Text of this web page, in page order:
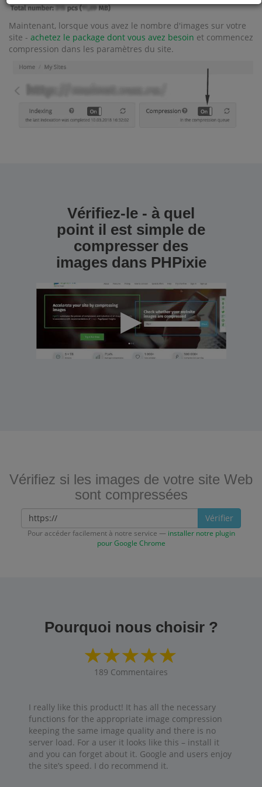
Maintenant, lorsque vous avez le nombre d'images sur votre
site - achetez le package dont vous avez besoin et commencez
compression dans les paramètres du site.
Vérifiez-le - à quel
point il est simple de
compresser des
images dans PHPixie
Vérifiez si les images de votre site Web
sont compressées
Vérifier
Pour accéder facilement à notre service — installer notre plugin
pour Google Chrome
Pourquoi nous choisir ?
189 Commentaires
I really like this product! It has all the necessary
functions for the appropriate image compression
keeping the same image quality and there is no
server load. For a user it looks like this – install it
and you can forget about it. Google and users enjoy
the site’s speed. I do recommend it.